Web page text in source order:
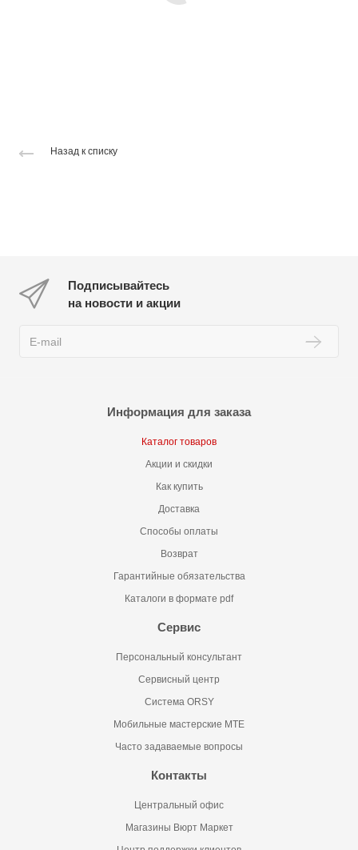
Назад к списку
Подписывайтесь
на новости и акции
Информация для заказа
Каталог товаров
Акции и скидки
Как купить
Доставка
Способы оплаты
Возврат
Гарантийные обязательства
Каталоги в формате pdf
Сервис
Персональный консультант
Сервисный центр
Система ORSY
Мобильные мастерские MTE
Часто задаваемые вопросы
Контакты
Центральный офис
Магазины Вюрт Маркет